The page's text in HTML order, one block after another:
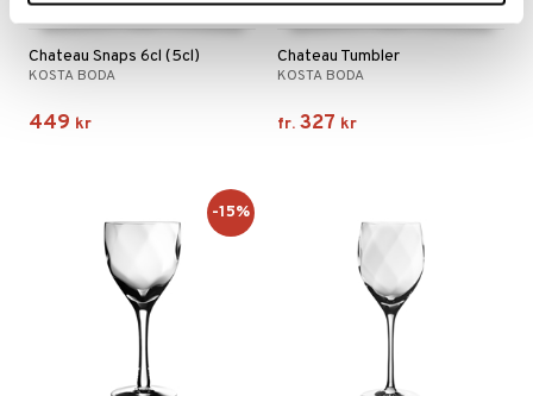
Chateau Snaps 6cl (5cl)
KOSTA BODA
449 kr
Chateau Tumbler
KOSTA BODA
fr. 327 kr
-15%